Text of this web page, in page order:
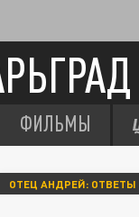
ФИЛЬМЫ
ОТЕЦ АНДРЕЙ: ОТВЕТЫ